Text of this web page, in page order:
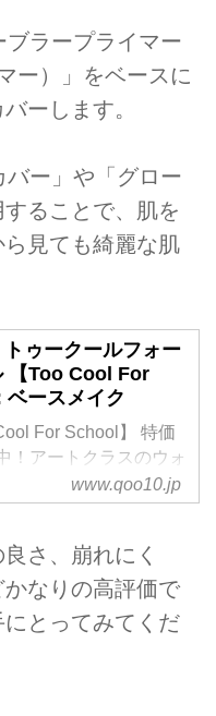
ブラープライマー
ー）」をベースに
ーします。
バー」や「グロー
ることで、肌を
見ても綺麗な肌
ゥークールフォー
【Too Cool For
ースメイク
For School】 特価
！アートクラスのウォ
ラープライマー」 ベ
がお得な[Qoo10]（キ
トです。
www.qoo10.jp
さ、崩れにく
なりの高評価で
とってみてくだ